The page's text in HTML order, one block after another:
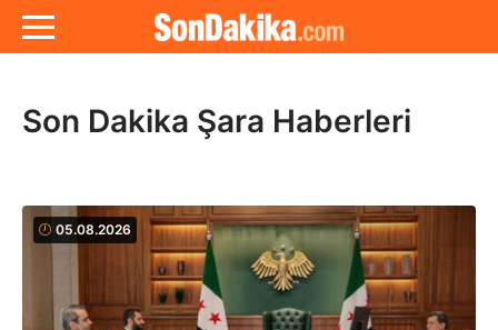
Son Dakika Şara Haberleri
05.08.2026